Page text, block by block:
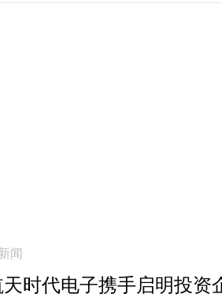
闻
时代电子携手启明投资